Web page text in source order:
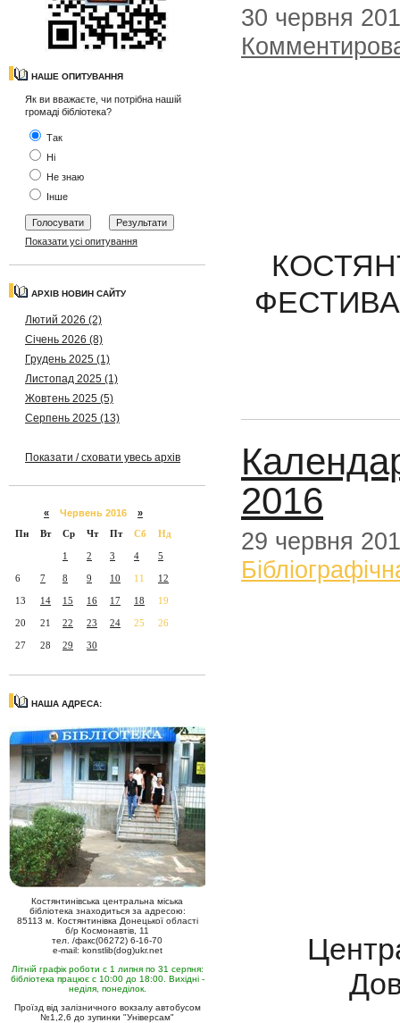
НАШЕ ОПИТУВАННЯ
Як ви вважаєте, чи потрібна нашій
громаді бібліотека?
Так
Ні
Не знаю
Інше
Показати усі опитування
АРХІВ НОВИН САЙТУ
Лютий 2026 (2)
Січень 2026 (8)
Грудень 2025 (1)
Листопад 2025 (1)
Жовтень 2025 (5)
Серпень 2025 (13)
Показати / сховати увесь архів
« Червень 2016 »
Пн
Вт Ср Чт Пт Сб Нд
1 2 3 4 5
6 7 8 9 10 11 12
13 14 15 16 17 18 19
20 21 22 23 24 25 26
27 28 29 30
НАША АДРЕСА:
Костянтинівська центральна міська
бібліотека знаходиться за адресою:
85113 м. Костянтинівка Донецької області
б/р Космонавтів, 11
тел. /факс(06272) 6-16-70
e-mail: konstlib(dog)ukr.net
Літній графік роботи с 1 липня по 31 серпня:
бібліотека працює с 10:00 до 18:00. Вихідні -
неділя, понеділок.
Проїзд від залізничного вокзалу автобусом
№1,2,6 до зупинки "Універсам"
30 червня
2016
29 червня